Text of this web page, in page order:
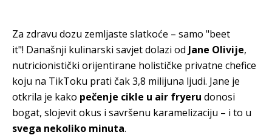
Za zdravu dozu zemljaste slatkoće – samo "beet
it"! Današnji kulinarski savjet dolazi od Jane Olivije,
nutricionistički orijentirane holističke privatne chefice
koju na TikToku prati čak 3,8 milijuna ljudi. Jane je
otkrila je kako pečenje cikle u air fryeru donosi
bogat, slojevit okus i savršenu karamelizaciju – i to u
svega nekoliko minuta.